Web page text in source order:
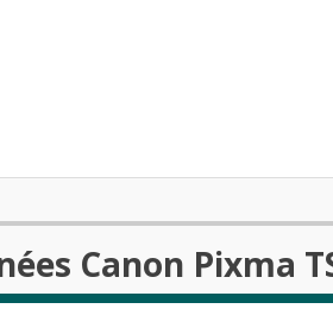
Canon Pixma